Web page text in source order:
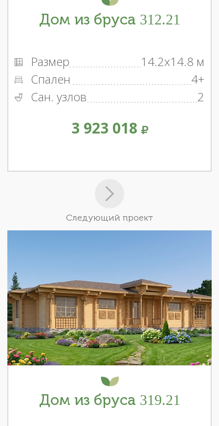
Дом из бруса 312.21
Размер
14.2x14.8 м
Спален
4+
Сан. узлов
2
3 923 018
Следующий проект
Дом из бруса 319.21